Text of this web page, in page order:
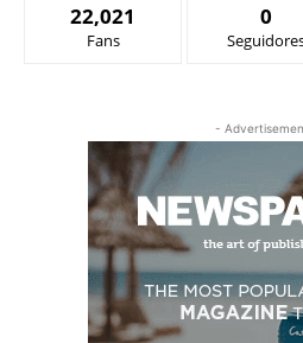
22,021
Fans
0
-